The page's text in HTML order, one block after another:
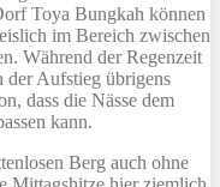
Toya Bungkah können
im Bereich zwischen
Während der Regenzeit
der Aufstieg übrigens
dass die Nässe dem
kann.
Berg auch ohne